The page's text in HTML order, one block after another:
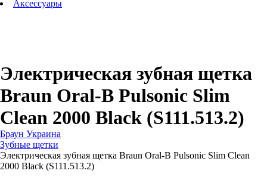
Аксессуары
Электрическая зубная щетка
Braun Oral-B Pulsonic Slim
Clean 2000 Black (S111.513.2)
Браун Украина
Зубные щетки
Электрическая зубная щетка Braun Oral-B Pulsonic Slim Clean
2000 Black (S111.513.2)